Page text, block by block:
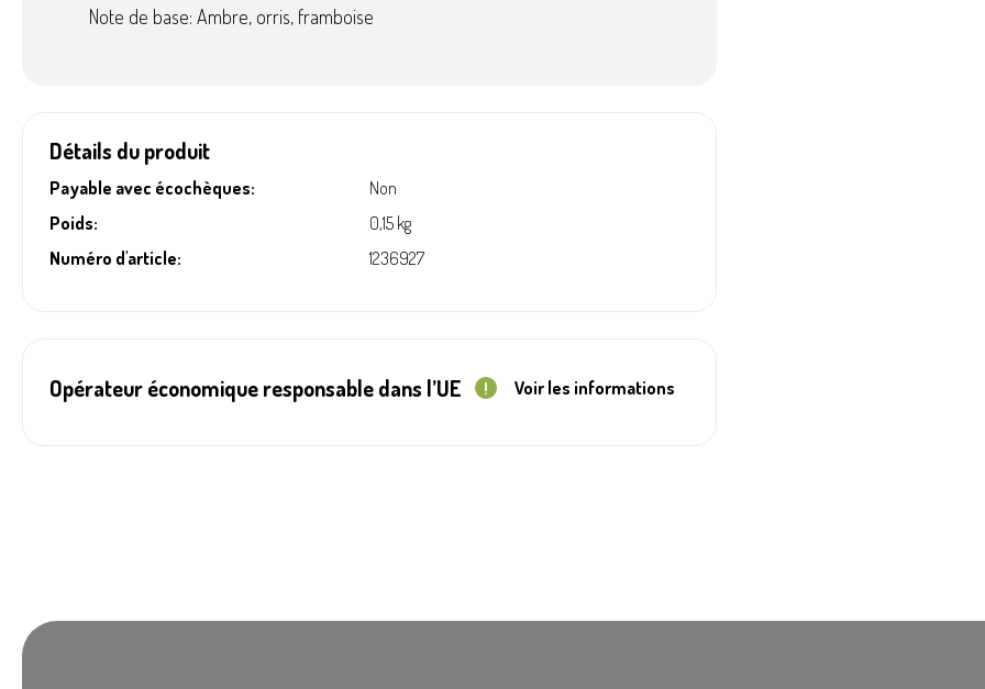
Note de base: Ambre, orris, framboise
Détails du produit
Payable avec écochèques:
Non
Poids:
0,15 kg
Numéro d'article:
1236927
Opérateur économique responsable dans l’UE ! Voir les informations